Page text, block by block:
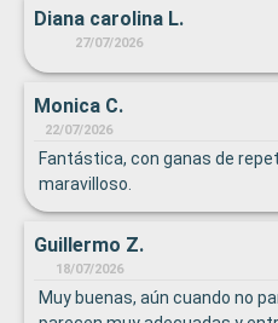
Diana carolina L.
27/07/2026
Monica C.
22/07/2026
Fantástica, con ganas de
maravilloso.
Guillermo Z.
18/07/2026
Muy buenas, aún cuando no